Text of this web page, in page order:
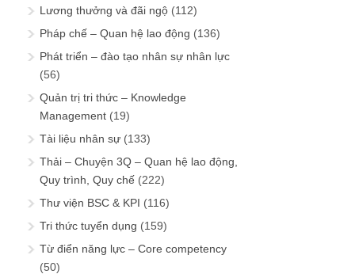
Lương thưởng và đãi ngộ (112)
Pháp chế – Quan hệ lao động (136)
Phát triển – đào tạo nhân sự nhân lực
(56)
Quản trị tri thức – Knowledge
Management (19)
Tài liệu nhân sự (133)
Thải – Chuyện 3Q – Quan hệ lao động,
Quy trình, Quy chế (222)
Thư viện BSC & KPI (116)
Tri thức tuyển dụng (159)
Từ điển năng lực – Core competency
(50)